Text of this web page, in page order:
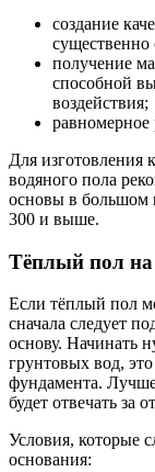
создание
существенно
получение
способной
воздействия;
равномерное
Для изготовления
водяного пола
основы в большом
300 и выше.
Тёплый пол на
Если тёплый пол
сначала следует
основу. Начинать
грунтовых вод,
фундамента.
будет отвечать за
Условия, которые
основания: